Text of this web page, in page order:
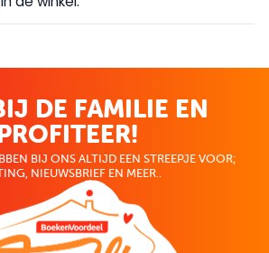
DE FAMILIE EN
BIJ ONS ALTIJD EEN STREEPJE VOOR;
NIEUWSBRIEF EN MEER..